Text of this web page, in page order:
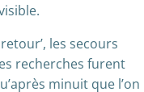
les secours
recherches furent
minuit que l’on